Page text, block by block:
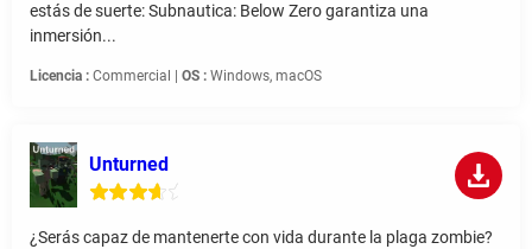
estás de suerte: Subnautica: Below Zero garantiza una
inmersión...
Licencia : Commercial | OS : Windows, macOS
Unturned
¿Serás capaz de mantenerte con vida durante la plaga zombie?